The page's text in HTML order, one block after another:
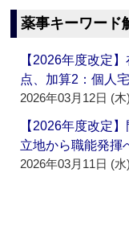
薬事キーワード
【2026年度改定
点、加算2：個人
2026年03月12日 (木)
【2026年度改定
立地から職能発揮
2026年03月11日 (水)